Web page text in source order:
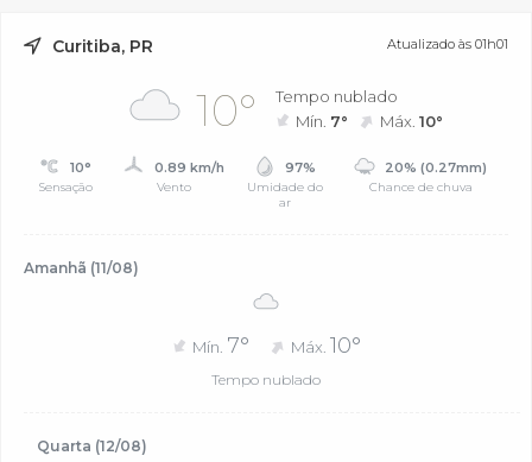
Curitiba, PR Atualizado às 01h01
10°
Tempo nublado
Mín. 7° Máx.10°
10°
Sensação
0.89 km/h
Vento
97%
Umidade do
ar
20% (0.27mm)
Chance de chuva
Amanhã (11/08)
Mín. 7° Máx. 10°
Tempo nublado
Quarta (12/08)